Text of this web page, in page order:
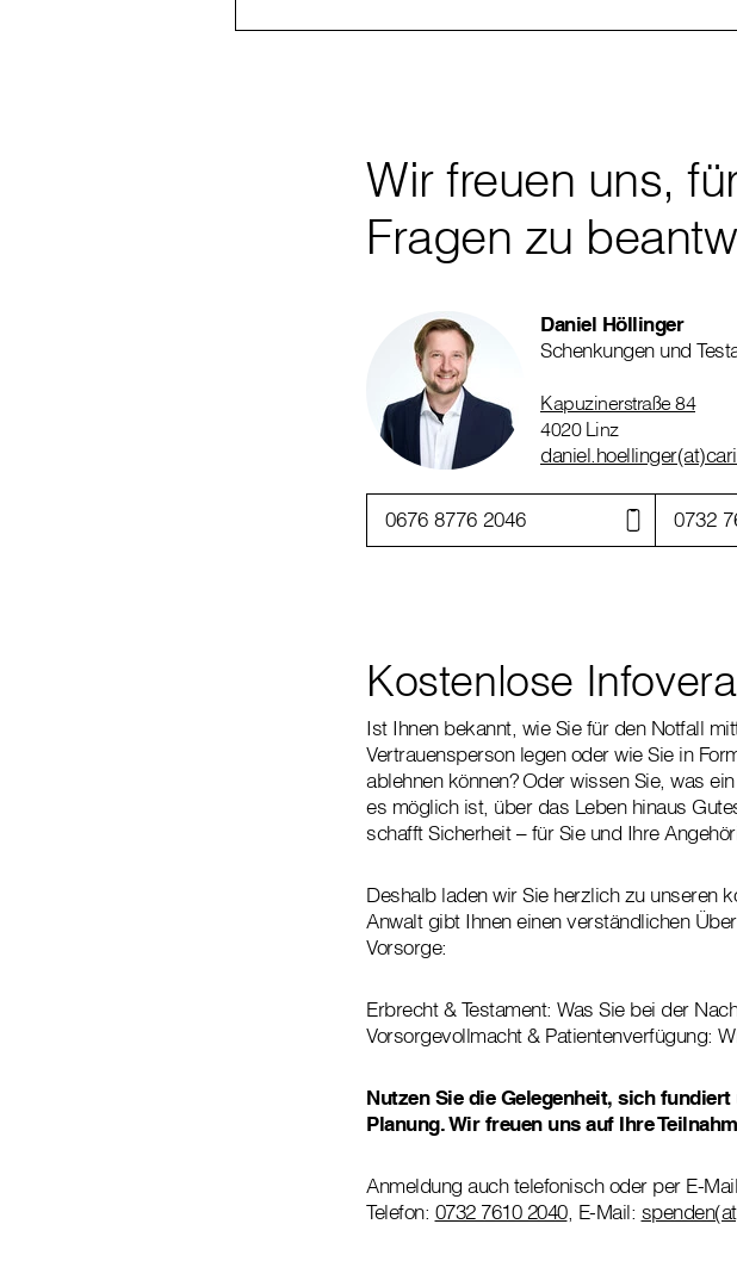
Wir freuen uns,
Fragen zu
Daniel Höllinger
Schenkungen und
Kapuzinerstraße 84
4020 Linz
0676 8776 2046 0732
Kostenlose
Ist Ihnen bekannt, wie Sie für den Notfall
Vertrauensperson legen oder wie Sie in
ablehnen können? Oder wissen Sie, was
es möglich ist, über das Leben hinaus
schafft Sicherheit – für Sie und Ihre
Deshalb laden wir Sie herzlich zu unseren
Anwalt gibt Ihnen einen verständlichen
Vorsorge:
Erbrecht & Testament: Was Sie bei der
Vorsorgevollmacht & Patientenverfügung:
Nutzen Sie die Gelegenheit, sich
Planung. Wir freuen uns auf Ihre
Anmeldung auch telefonisch oder per E-
Telefon: 0732 7610 2040, E-Mail: